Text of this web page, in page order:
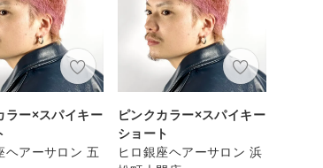
ラー×スパイキー
ヘアーサロン 五
ピンクカラー×スパイキー
ショート
ヒロ銀座ヘアーサロン 浜